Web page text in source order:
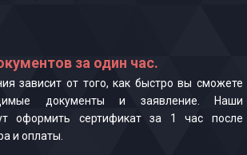
за один час.
зависит от того, как быстро вы сможете
документы и заявление. Наши
оформить сертификат за 1 час после
и оплаты.